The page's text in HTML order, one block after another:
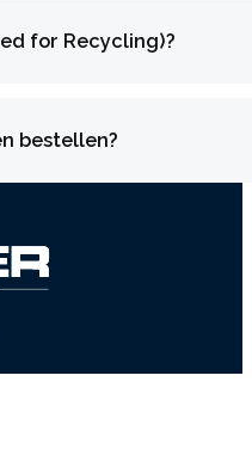
for Recycling)?
bestellen?